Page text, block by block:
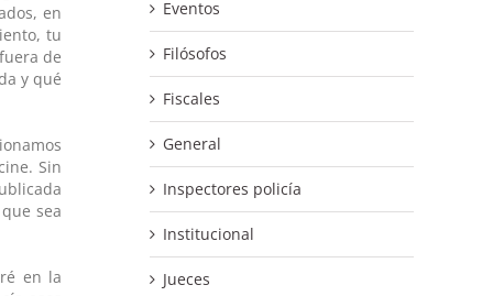
en
tu
de
y qué
Sin
sea
en la
Eventos
Filósofos
Fiscales
General
Inspectores policía
Institucional
Jueces